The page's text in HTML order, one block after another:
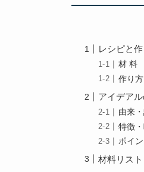
レシピと
材 料
作り方
アイデア
由来
特徴
ポイ
材料リスト